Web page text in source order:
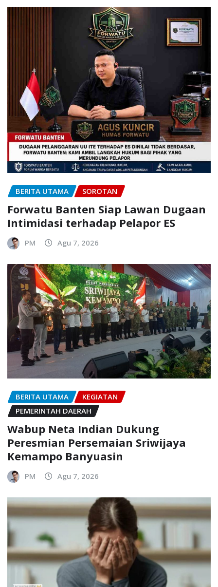
BERITA UTAMA SOROTAN
Forwatu Banten Siap Lawan Dugaan
Intimidasi terhadap Pelapor ES
PM Agu 7, 2026
BERITA UTAMA
KEGIATAN
PEMERINTAH DAERAH
Wabup Neta Indian Dukung
Peresmian Persemaian Sriwijaya
Kemampo Banyuasin
PM Agu 7, 2026